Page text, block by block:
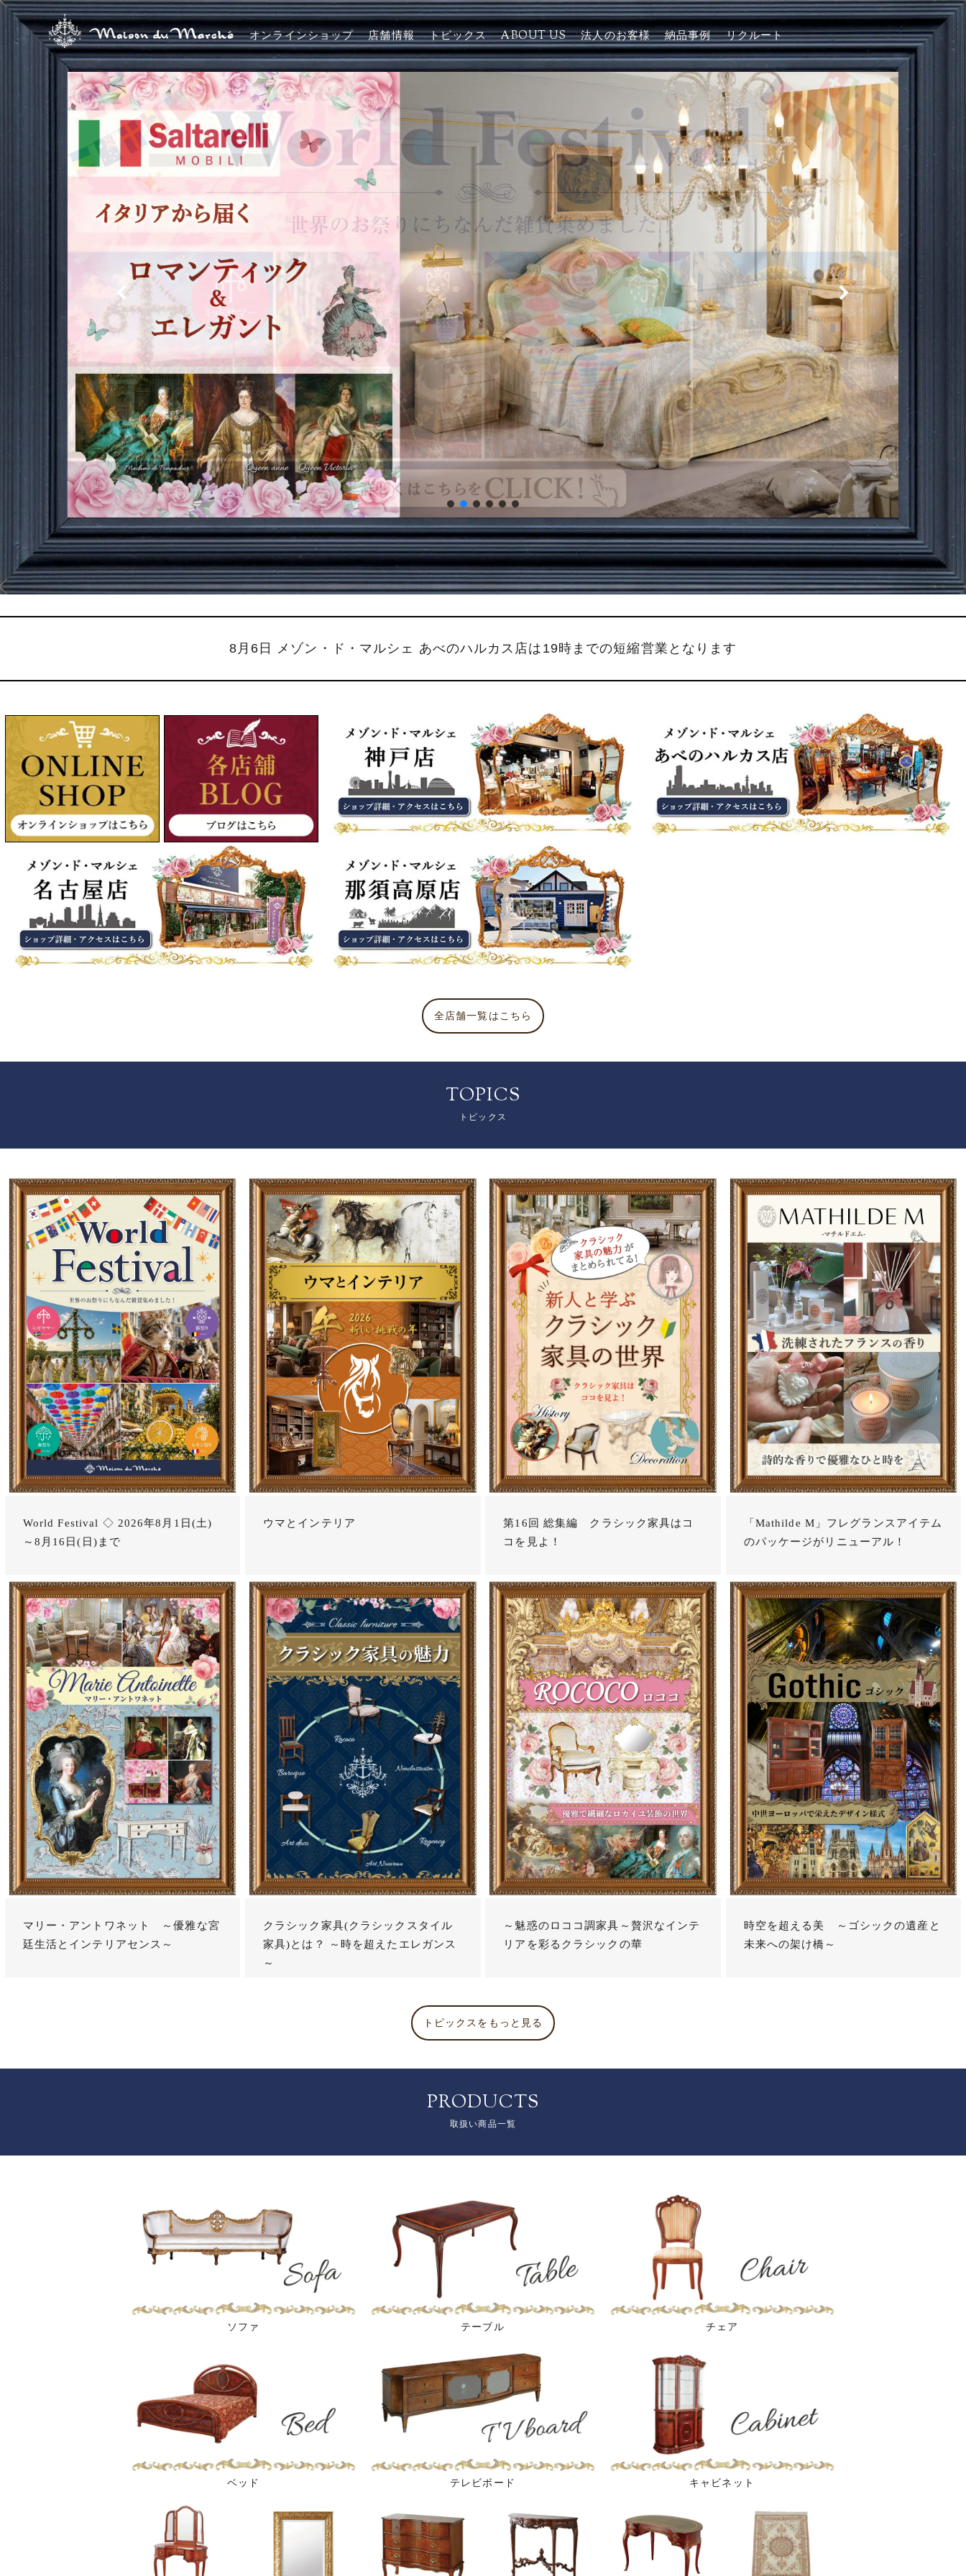
オンラインショップ 店舗情報 トピックス ABOUT US 法人のお客様 納品事例 リクルート
8月6日 メゾン・ド・マルシェ あべのハルカス店は19時までの短縮営業となります
全店舗一覧はこちら
TOPICS
トピックス
World Festival ◇ 2026年8月1日(土)
～8月16日(日)まで
ウマとインテリア
第16回 総集編 クラシック家具はコ
コを見よ！
「Mathilde M」フレグランスアイテム
のパッケージがリニューアル！
マリー・アントワネット ～優雅な宮
廷生活とインテリアセンス～
クラシック家具(クラシックスタイル
家具)とは？ ～時を超えたエレガンス
～
～魅惑のロココ調家具～贅沢なインテ
リアを彩るクラシックの華
時空を超える美 ～ゴシックの遺産と
未来への架け橋～
トピックスをもっと見る
PRODUCTS
取扱い商品一覧
ソファ テーブル チェア
ベッド テレビボード キャビネット